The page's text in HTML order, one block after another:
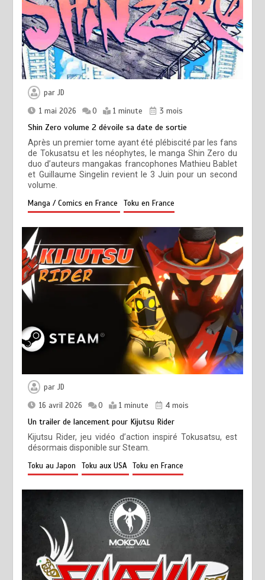
parJD
1 mai 2026
0 1 minute 3 mois
Shin Zero volume 2 dévoile sa date de sortie
Après un premier tome ayant été plébiscité par les fans
de Tokusatsu et les néophytes, le manga Shin Zero du
duo d’auteurs mangakas francophones Mathieu Bablet
et Guillaume Singelin revient le 3 Juin pour un second
volume.
Manga / Comics en France
Toku en France
parJD
16 avril 2026
0 1 minute 4 mois
Un trailer de lancement pour Kijutsu Rider
Kijutsu Rider, jeu vidéo d’action inspiré Tokusatsu, est
désormais disponible sur Steam.
Toku au Japon
Toku aux USA Toku en France